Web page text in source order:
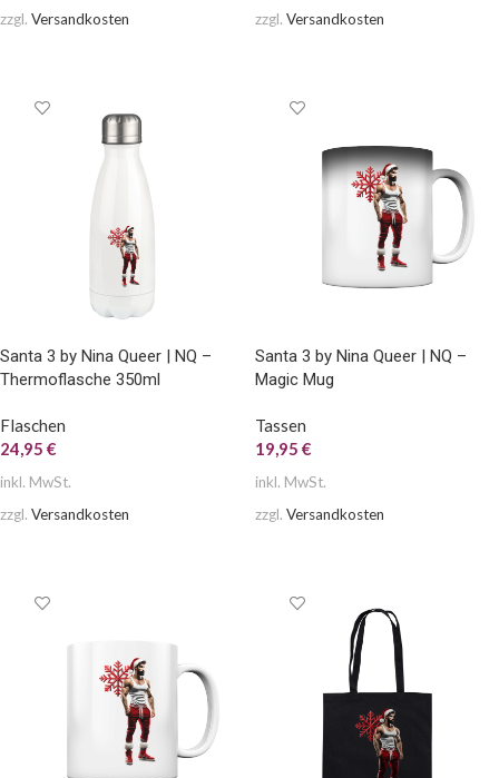
zzgl. Versandkosten
zzgl. Versandkosten
Santa 3 by Nina Queer | NQ –
Thermoflasche 350ml
Flaschen
24,95 €
inkl. MwSt.
zzgl. Versandkosten
Santa 3 by Nina Queer | NQ –
Magic Mug
Tassen
19,95 €
inkl. MwSt.
zzgl. Versandkosten